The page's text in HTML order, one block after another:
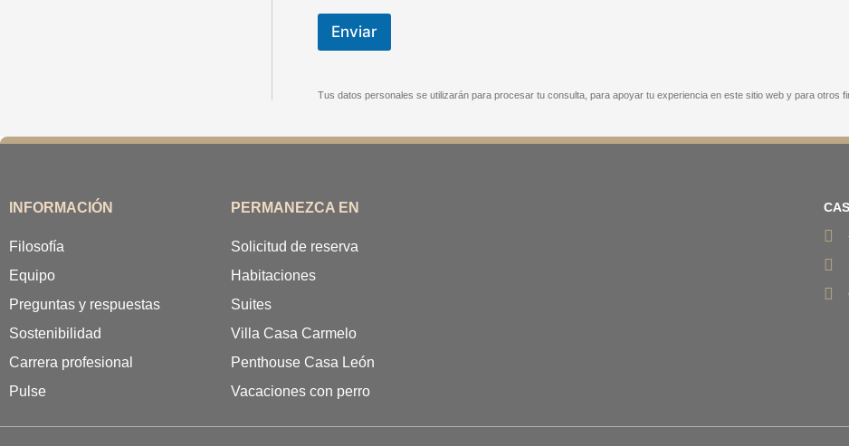
Enviar
Tus datos personales se utilizarán para procesar tu consulta, para apoyar tu experiencia en este sitio web y para otros
INFORMACIÓN
Filosofía
Equipo
Preguntas y respuestas
Sostenibilidad
Carrera profesional
Pulse
PERMANEZCA EN
Solicitud de reserva
Habitaciones
Suites
Villa Casa Carmelo
Penthouse Casa León
Vacaciones con perro